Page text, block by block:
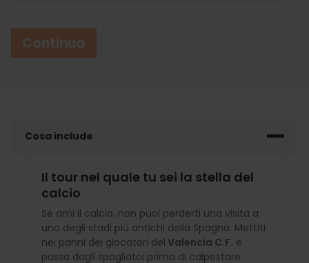
Continua
Cosa include
Il tour nel quale tu sei la stella del
calcio
Se ami il calcio, non puoi perderti una visita a
uno degli stadi più antichi della Spagna. Mettiti
nei panni dei giocatori del Valencia C.F. e
passa dagli spogliatoi prima di calpestare